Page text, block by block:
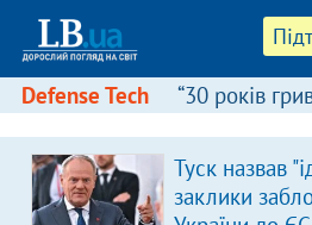
Defense Tech “30 років
Туск назвав
заклики